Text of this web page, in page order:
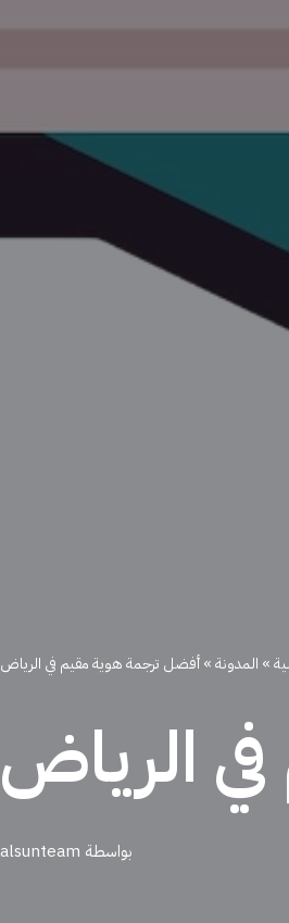
» المدونة»أفضل ترجمة هوية مقيم في الرياض
الرياض
بواسطة alsunteam